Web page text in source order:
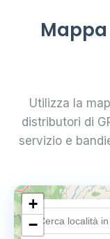
Mappa
Utilizza la
distributori di
servizio e
+
−